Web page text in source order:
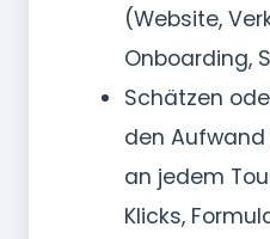
(Website,
Onboarding,
Schätzen
den
an jedem
Klicks,